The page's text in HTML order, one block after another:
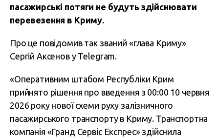
пасажирські потяги не будуть здійснювати
перевезення в Криму.
Про це повідомив так званий «глава Криму»
Сергій Аксенов у Telegram.
«Оперативним штабом Республіки Крим
прийнято рішення про введення з 00:00 10 червня
2026 року нової схеми руху залізничного
пасажирського транспорту в Криму. Транспортна
компанія «Гранд Сервіс Експрес» здійснила